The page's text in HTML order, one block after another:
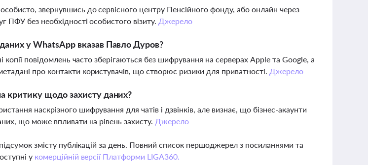
звернувшись до сервісного центру Пенсійного фонду, або онлайн через
ПФУ без необхідності особистого візиту. Джерело
у WhatsApp вказав Павло Дуров?
копії повідомлень часто зберігаються без шифрування на серверах Apple та Google, а
про контакти користувачів, що створює ризики для приватності. Джерело
критику щодо захисту даних?
наскрізного шифрування для чатів і дзвінків, але визнає, що бізнес-акаунти
що може впливати на рівень захисту. Джерело
змісту публікацій за день. Повний список першоджерел з посиланнями та
у комерційній версії Платформи LIGA360.